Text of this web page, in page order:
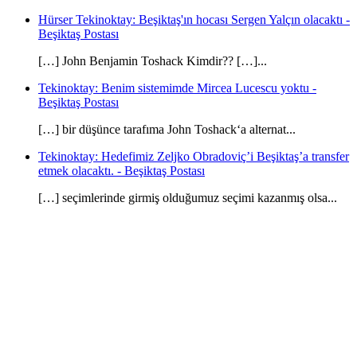
Hürser Tekinoktay: Beşiktaş'ın hocası Sergen Yalçın olacaktı -
Beşiktaş Postası
[…] John Benjamin Toshack Kimdir?? […]...
Tekinoktay: Benim sistemimde Mircea Lucescu yoktu -
Beşiktaş Postası
[…] bir düşünce tarafıma John Toshack‘a alternat...
Tekinoktay: Hedefimiz Zeljko Obradoviç’i Beşiktaş’a transfer
etmek olacaktı. - Beşiktaş Postası
[…] seçimlerinde girmiş olduğumuz seçimi kazanmış olsa...